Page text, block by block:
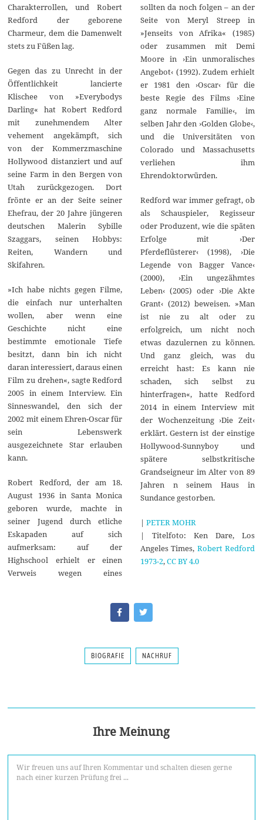
Charakterrollen, und Robert
Redford der geborene
Charmeur, dem die Damenwelt
stets zu Füßen lag.
Gegen das zu Unrecht in der
Öffentlichkeit lancierte
Klischee von »Everybodys
Darling« hat Robert Redford
mit zunehmendem Alter
vehement angekämpft, sich
von der Kommerzmaschine
Hollywood distanziert und auf
seine Farm in den Bergen von
Utah zurückgezogen. Dort
frönte er an der Seite seiner
Ehefrau, der 20 Jahre jüngeren
deutschen Malerin Sybille
Szaggars, seinen Hobbys:
Reiten, Wandern und
Skifahren.
»Ich habe nichts gegen Filme,
die einfach nur unterhalten
wollen, aber wenn eine
Geschichte nicht eine
bestimmte emotionale Tiefe
besitzt, dann bin ich nicht
daran interessiert, daraus einen
Film zu drehen«, sagte Redford
2005 in einem Interview. Ein
Sinneswandel, den sich der
2002 mit einem Ehren-Oscar für
sein Lebenswerk
ausgezeichnete Star erlauben
kann.
Robert Redford, der am 18.
August 1936 in Santa Monica
geboren wurde, machte in
seiner Jugend durch etliche
Eskapaden auf sich
aufmerksam: auf der
Highschool erhielt er einen
Verweis wegen eines
sollten da noch folgen – an der
Seite von Meryl Streep in
»Jenseits von Afrika« (1985)
oder zusammen mit Demi
Moore in ›Ein unmoralisches
Angebot‹ (1992). Zudem erhielt
er 1981 den ›Oscar‹ für die
beste Regie des Films ›Eine
ganz normale Familie‹, im
selben Jahr den ›Golden Globe‹,
und die Universitäten von
Colorado und Massachusetts
verliehen ihm
Ehrendoktorwürden.
Redford war immer gefragt, ob
als Schauspieler, Regisseur
oder Produzent, wie die späten
Erfolge mit ›Der
Pferdeflüsterer‹ (1998), ›Die
Legende von Bagger Vance‹
(2000), ›Ein ungezähmtes
Leben‹ (2005) oder ›Die Akte
Grant‹ (2012) beweisen. »Man
ist nie zu alt oder zu
erfolgreich, um nicht noch
etwas dazulernen zu können.
Und ganz gleich, was du
erreicht hast: Es kann nie
schaden, sich selbst zu
hinterfragen«, hatte Redford
2014 in einem Interview mit
der Wochenzeitung ›Die Zeit‹
erklärt. Gestern ist der einstige
Hollywood-Sunnyboy und
spätere selbstkritische
Grandseigneur im Alter von 89
Jahren n seinem Haus in
Sundance gestorben.
| PETER MOHR
| Titelfoto: Ken Dare, Los
Angeles Times, Robert Redford
1973-2,CC BY 4.0
BIOGRAFIE NACHRUF
Ihre Meinung